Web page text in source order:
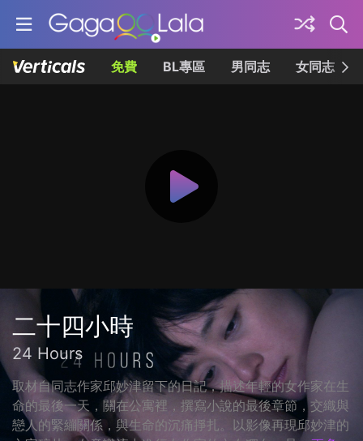
免費 BL專區 男同志 女同志
二十四小時
24 Hours
取材自同志作家邱妙津留下的日記，描述年輕的女作家在生
命的最後一天，關在公寓裡，撰寫小說的最後章節，交織與
戀人的緊繃關係，與生命的沉痛掙扎。以影像再現邱妙津的